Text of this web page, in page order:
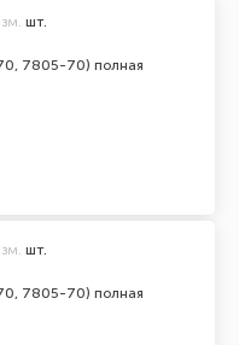
7805-70) полная
шт.
7805-70) полная
шт.